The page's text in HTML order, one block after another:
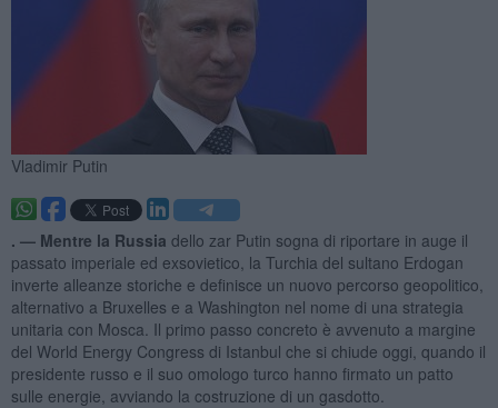
Vladimir Putin
. — Mentre la Russia dello zar Putin sogna di riportare in auge il
passato imperiale ed exsovietico, la Turchia del sultano Erdogan
inverte alleanze storiche e definisce un nuovo percorso geopolitico,
alternativo a Bruxelles e a Washington nel nome di una strategia
unitaria con Mosca. Il primo passo concreto è avvenuto a margine
del World Energy Congress di Istanbul che si chiude oggi, quando il
presidente russo e il suo omologo turco hanno firmato un patto
sulle energie, avviando la costruzione di un gasdotto.